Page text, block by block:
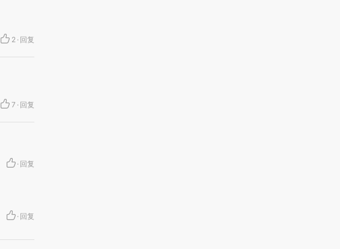
2 · 回复
7 · 回复
· 回复
· 回复